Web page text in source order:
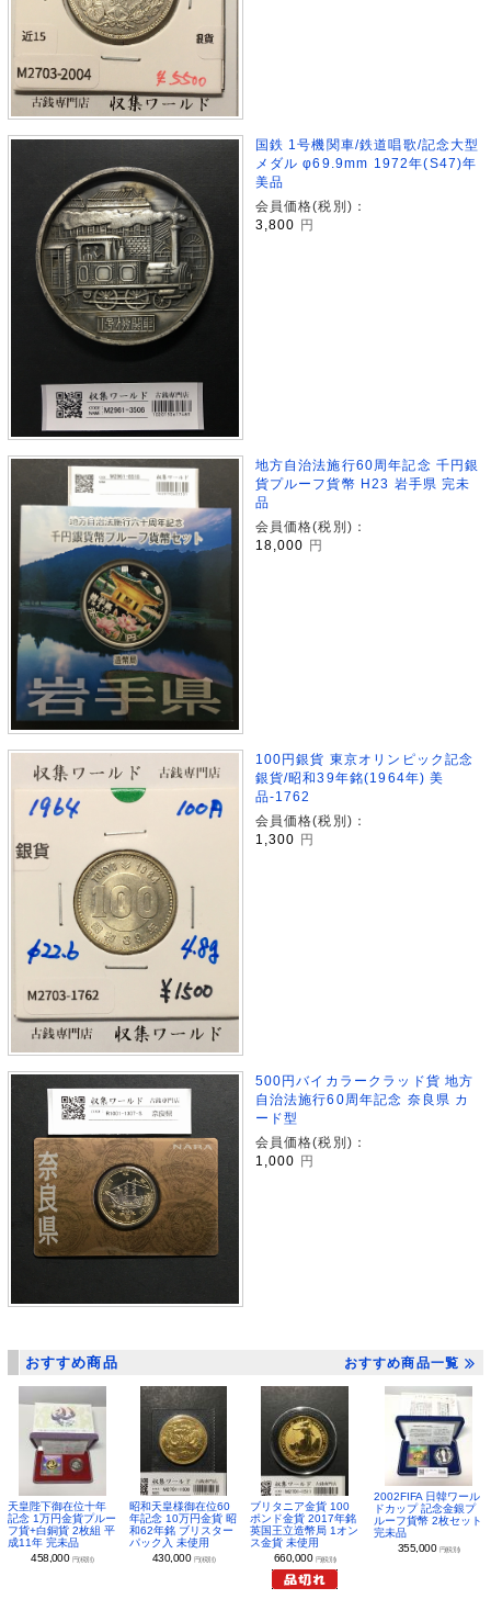
国鉄 1号機関車/鉄道唱歌/記念大型
メダル φ69.9mm 1972年(S47)年
美品
会員価格(税別)：
3,800
円
地方自治法施行60周年記念 千円銀
貨プルーフ貨幣 H23 岩手県 完未
品
会員価格(税別)：
18,000 円
100円銀貨 東京オリンピック記念
銀貨/昭和39年銘(1964年) 美
品-1762
会員価格(税別)：
1,300 円
500円バイカラークラッド貨 地方
自治法施行60周年記念 奈良県 カ
ード型
会員価格(税別)：
1,000 円
おすすめ商品 おすすめ商品一覧
天皇陛下御在位十年
記念 1万円金貨プルー
フ貨+白銅貨 2枚組 平
成11年 完未品
458,000 円(税別)
昭和天皇様御在位60
年記念 10万円金貨 昭
和62年銘 ブリスター
パック入 未使用
430,000 円(税別)
ブリタニア金貨 100
ポンド金貨 2017年銘
英国王立造幣局 1オン
ス金貨 未使用
660,000 円(税別)
2002FIFA 日韓ワール
ドカップ 記念金銀プ
ルーフ貨幣 2枚セット
完未品
355,000 円(税別)